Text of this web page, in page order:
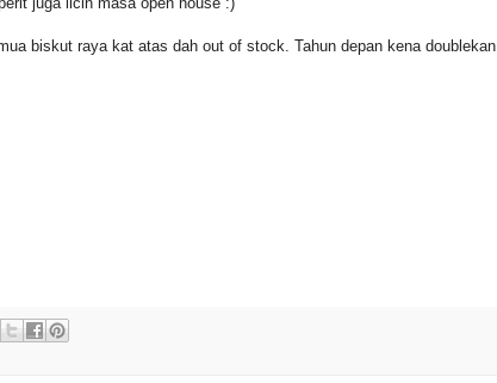
biskut raya kat atas dah out of stock. Tahun depan kena doublekan